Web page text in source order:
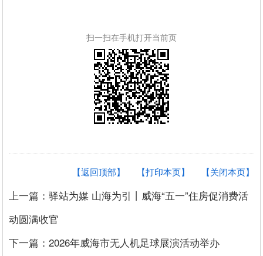
扫一扫在手机打开当前页
【关闭本页】
【打印本页】
【返回顶部】
上一篇：驿站为媒 山海为引丨威海“五一”住房促消费活
动圆满收官
下一篇：2026年威海市无人机足球展演活动举办